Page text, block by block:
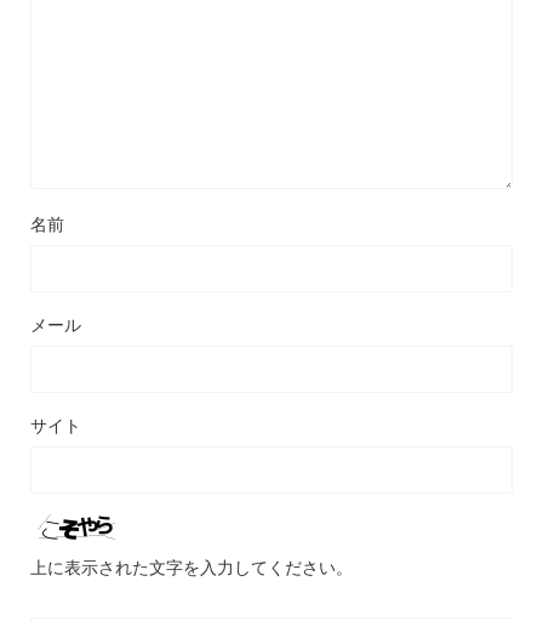
名前
メール
サイト
上に表示された文字を入力してください。